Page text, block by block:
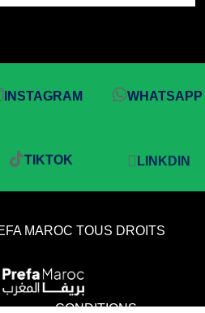
INSTAGRAM WHATSAPP
TIKTOK LINKDIN
MAROC TOUS DROITS
CONDITIONS